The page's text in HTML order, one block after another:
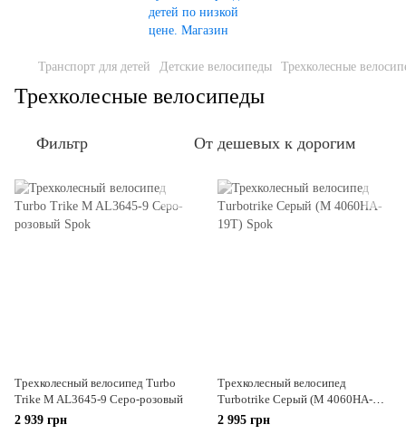
Транспорт для детей Детские велосипеды Трехколесные
Трехколесные велосипеды
Фильтр От дешевых к дорогим
Трехколесный велосипед Turbo
Trike M AL3645-9 Серо-розовый
2 939 грн
Трехколесный велосипед
Turbotrike Серый (M 4060HA-
19T)
2 995 грн